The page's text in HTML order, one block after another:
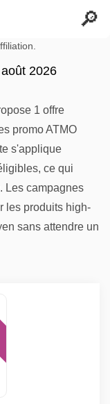
2026
1 offre
promo ATMO
s'applique
ce qui
Les campagnes
les produits high-
sans attendre un